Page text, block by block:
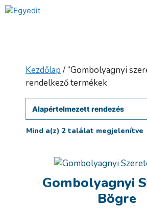
Kilépés
Kezdőlap/ “Gombolyagnyi
rendelkező termékek
Mind a(z) 2 találat megjelenítve
Gombolyagnyi
Bögre